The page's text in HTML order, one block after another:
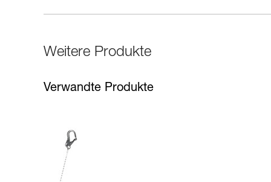
Weitere Produkte
Verwandte Produkte